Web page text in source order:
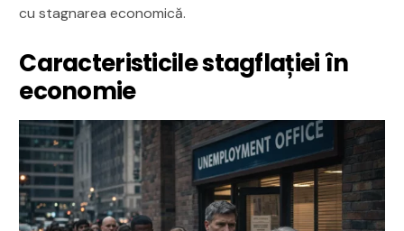
cu stagnarea economică.
Caracteristicile stagflației în
economie